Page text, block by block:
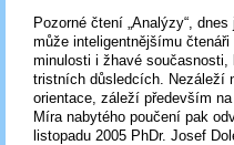
Pozorné čtení „Analýzy“,
může inteligentnějšímu
minulosti i žhavé
tristních důsledcích. Nezáleží
orientace, záleží především
Míra nabytého poučení pak
listopadu 2005 PhDr. Josef